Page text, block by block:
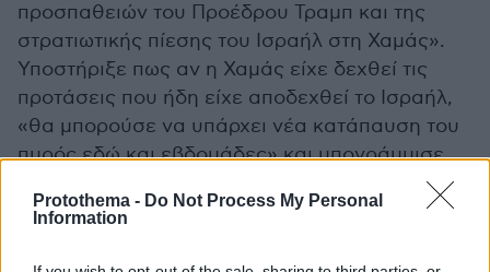
Protothema - Do Not Process My Personal
Information
προσπαθειών του Προέδρου Τραμπ και της
στρατιωτικής πίεσης του Ισραήλ στη Χαμάς».
Υποστήριξε πως αν η Χαμάς είχε δεχθεί τις
προτάσεις που ήδη είχε αποδεχθεί το Ισραήλ,
«θα μπορούσε να υπάρχει νέα κατάπαυση του
πυρός εδώ και εβδομάδες» και υπογράμμισε
τελειώσει αύριο, αν η Χαμάς απελευθέρωνε